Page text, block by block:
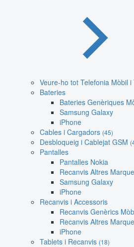
Veure-ho tot Telefonia Mòbil i
Bateries
Bateries Genèriques
Samsung Galaxy
iPhone
Cables i Cargadors (45)
Desbloqueig i Cablejat GSM
Pantalles
Pantalles Nokia
Recanvis Altres
Samsung Galaxy
iPhone
Recanvis i Accessoris
Recanvis Genèrics
Recanvis Altres
iPhone
Tablets i Recanvis (18)